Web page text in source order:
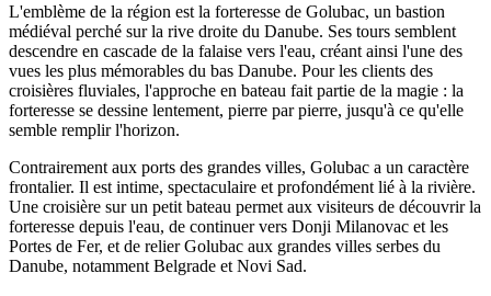
L'emblème de la région est la forteresse de Golubac, un bastion
médiéval perché sur la rive droite du Danube. Ses tours semblent
descendre en cascade de la falaise vers l'eau, créant ainsi l'une des
vues les plus mémorables du bas Danube. Pour les clients des
croisières fluviales, l'approche en bateau fait partie de la magie : la
forteresse se dessine lentement, pierre par pierre, jusqu'à ce qu'elle
semble remplir l'horizon.
Contrairement aux ports des grandes villes, Golubac a un caractère
frontalier. Il est intime, spectaculaire et profondément lié à la rivière.
Une croisière sur un petit bateau permet aux visiteurs de découvrir la
forteresse depuis l'eau, de continuer vers Donji Milanovac et les
Portes de Fer, et de relier Golubac aux grandes villes serbes du
Danube, notamment Belgrade et Novi Sad.